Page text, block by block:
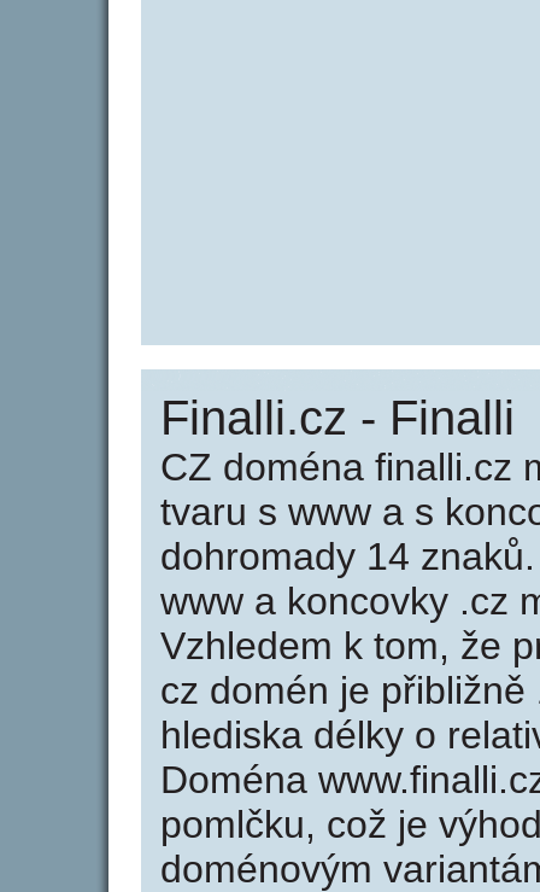
Finalli.cz - Finalli
CZ doména finalli.cz
tvaru s www a s
dohromady 14
www a koncovky .cz
Vzhledem k tom, že
cz domén je
hlediska délky o
Doména
pomlčku, což je
doménovým